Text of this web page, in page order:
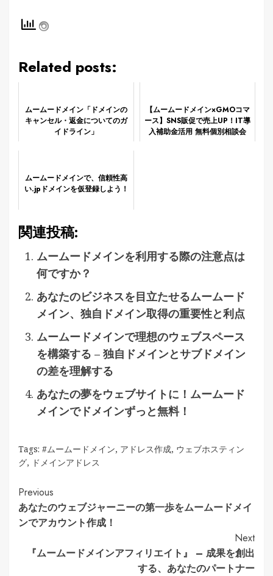
Related posts:
ムームードメイン「ドメインの
キャンセル・返金についてのガ
イドライン」
【ムームードメイン×GMOコマ
ース】SNS販促で売上UP！IT導
入補助金活用 無料個別相談会
ムームードメインで、信頼性高
い.jpドメインを仮登録しよう！
関連投稿:
ムームードメインを利用する際の注意点は
何ですか？
あなたのビジネスを目立たせるムームード
メイン、独自ドメイン取得の重要性と利点
ムームードメインで理想のウェブスペース
を構築する – 独自ドメインとサブドメイン
の差を理解する
あなたの夢をウェブサイトに！ムームード
メインでドメインずっと無料！
Tags: #ムームードメイン, アドレス作成, ウェブホスティン
グ, ドメインアドレス
Continue
Reading
Previous
あなたのウェブジャーニーの第一歩をムームードメイ
ンでアカウント作成！
Next
『ムームードメインアフィリエイト』 – 成果を創出
する、あなたのパートナー